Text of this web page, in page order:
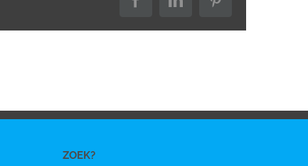
FacebookLinkedInPinterest
ZOEK?